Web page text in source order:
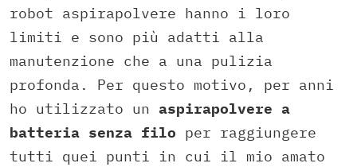
robot aspirapolvere hanno i loro
limiti e sono più adatti alla
manutenzione che a una pulizia
profonda. Per questo motivo, per anni
ho utilizzato un aspirapolvere a
batteria senza filo per raggiungere
tutti quei punti in cui il mio amato